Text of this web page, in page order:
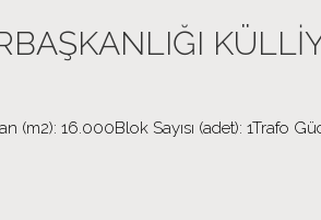
(m2): 16.000Blok Sayısı (adet): 1Trafo